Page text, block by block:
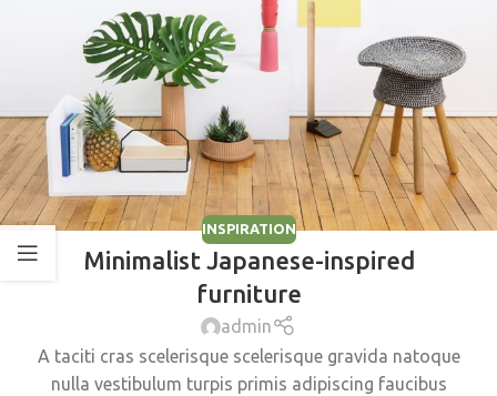
INSPIRATION
Minimalist Japanese-inspired
furniture
admin
A taciti cras scelerisque scelerisque gravida natoque
nulla vestibulum turpis primis adipiscing faucibus